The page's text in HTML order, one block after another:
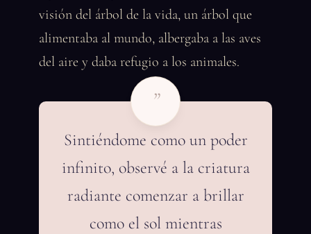
visión del árbol de la vida, un árbol que
alimentaba al mundo, albergaba a las aves
del aire y daba refugio a los animales.
”
Sintiéndome como un poder
infinito, observé a la criatura
radiante comenzar a brillar
como el sol mientras